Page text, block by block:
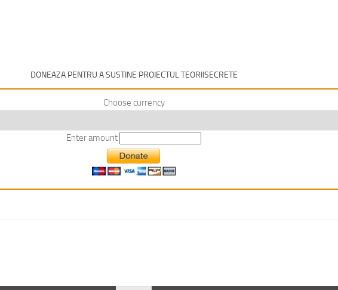
DONEAZA PENTRU A SUSTINE PROIECTUL TEORIISECRETE
Choose currency
Enter amount